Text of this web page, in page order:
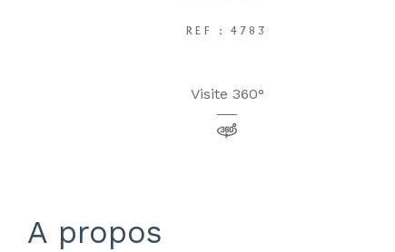
REF : 4783
Visite 360°
a propos